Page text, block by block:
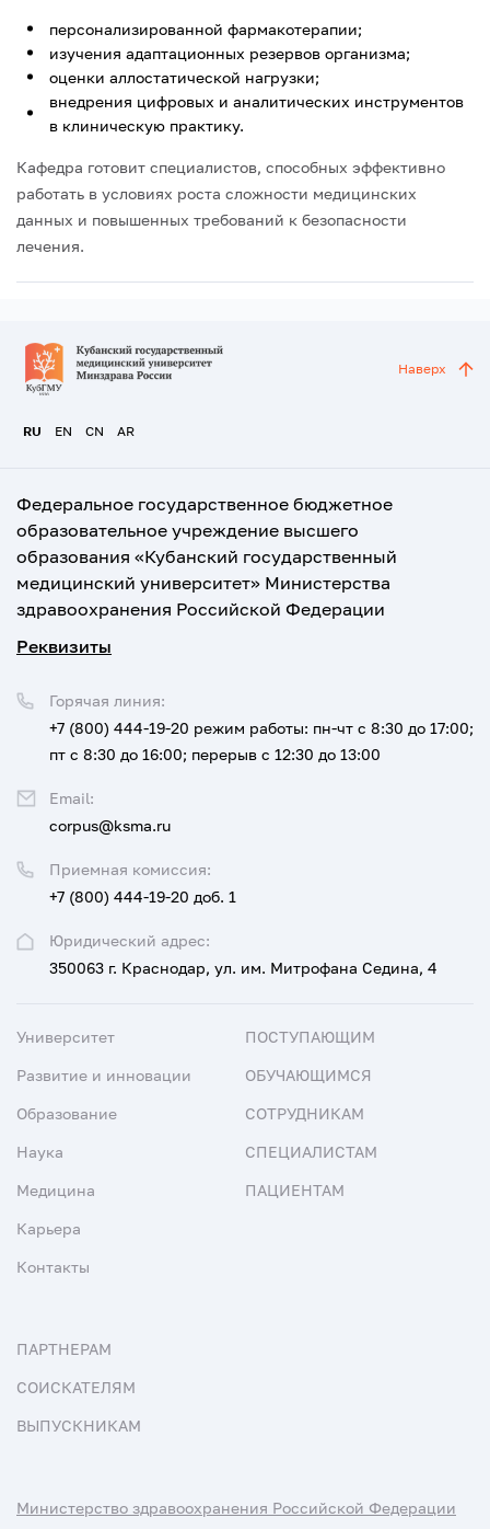
персонализированной фармакотерапии;
изучения адаптационных резервов организма;
оценки аллостатической нагрузки;
внедрения цифровых и аналитических инструментов
в клиническую практику.
Кафедра готовит специалистов, способных эффективно
работать в условиях роста сложности медицинских
данных и повышенных требований к безопасности
лечения.
RU EN CN AR
Наверх
Федеральное государственное бюджетное
образовательное учреждение высшего
образования «Кубанский государственный
медицинский университет» Министерства
здравоохранения Российской Федерации
Реквизиты
Юридический адрес:
350063 г. Краснодар, ул. им. Митрофана Седина, 4
Приемная комиссия:
+7 (800) 444-19-20 доб. 1
Горячая линия:
+7 (800) 444-19-20 режим работы: пн-чт с 8:30 до 17:00;
пт с 8:30 до 16:00; перерыв с 12:30 до 13:00
Email:
corpus@ksma.ru
Университет
Развитие и инновации
Образование
Наука
Медицина
Карьера
Контакты
ПОСТУПАЮЩИМ
ОБУЧАЮЩИМСЯ
СОТРУДНИКАМ
СПЕЦИАЛИСТАМ
ПАЦИЕНТАМ
ПАРТНЕРАМ
СОИСКАТЕЛЯМ
ВЫПУСКНИКАМ
Министерство здравоохранения Российской Федерации